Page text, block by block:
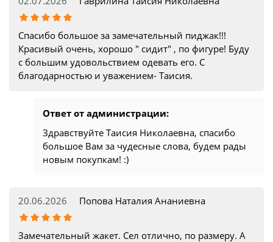
Спасибо большое за замечательный пиджак!!!
Красивый очень, хорошо " сидит" , по фигуре! Буду
с большим удовольствием одевать его. С
благодарностью и уважением- Таисия.
Ответ от администрации:
Здравствуйте Таисия Николаевна, спасибо
большое Вам за чудесные слова, будем рады
новым покупкам! :)
20.06.2026 Попова Наталия Ананиевна
Замечательный жакет. Сел отлично, по размеру. А